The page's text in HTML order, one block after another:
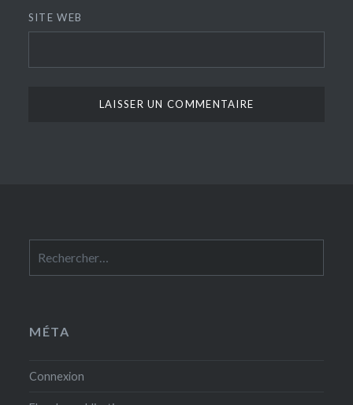
SITE WEB
MÉTA
Connexion